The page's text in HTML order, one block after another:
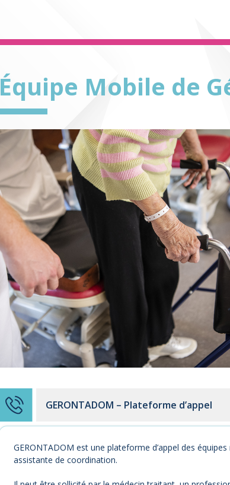
Équipe Mobile de
GERONTADOM – Plateforme d’appel
GERONTADOM est une plateforme d’appel des
assistante de coordination.